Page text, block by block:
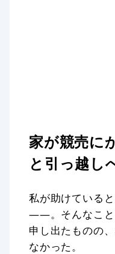
家が競売に
と引っ越し
私が助けている
——。そんなこと
申し出たものの
なかった。